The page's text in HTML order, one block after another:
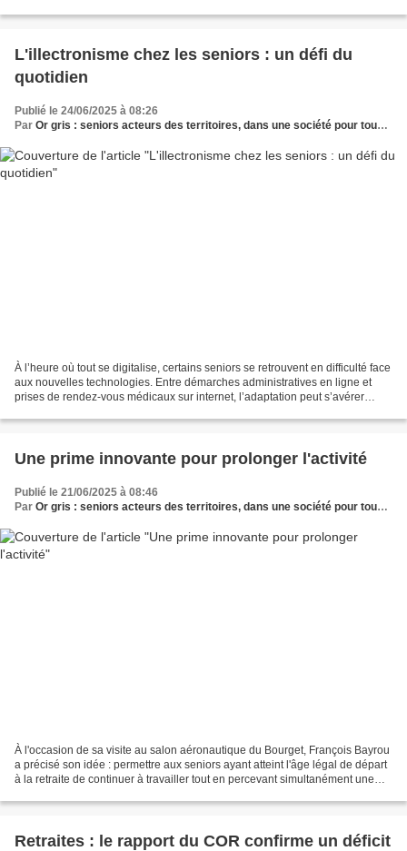
L'illectronisme chez les seniors : un défi du
quotidien
Publié le 24/06/2025 à 08:26
Par Or gris : seniors acteurs des territoires, dans une société pour tous les âges
À l’heure où tout se digitalise, certains seniors se retrouvent en difficulté face
aux nouvelles technologies. Entre démarches administratives en ligne et
prises de rendez-vous médicaux sur internet, l’adaptation peut s’avérer
Une prime innovante pour prolonger l'activité
Publié le 21/06/2025 à 08:46
Par Or gris : seniors acteurs des territoires, dans une société pour tous les âges
À l'occasion de sa visite au salon aéronautique du Bourget, François Bayrou
a précisé son idée : permettre aux seniors ayant atteint l'âge légal de départ
à la retraite de continuer à travailler tout en percevant simultanément une
Retraites : le rapport du COR confirme un déficit